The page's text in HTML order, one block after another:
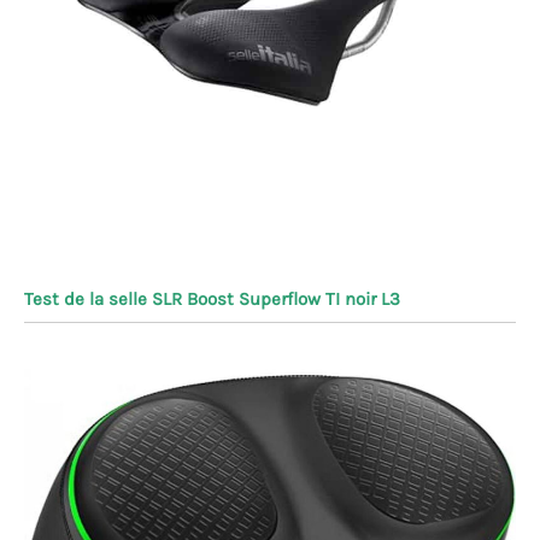
Test de la selle SLR Boost Superflow TI noir L3